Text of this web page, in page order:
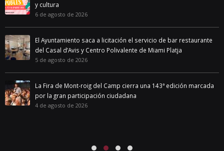
y cultura
6 de agosto de 2026
El Ayuntamiento saca a licitación el servicio de bar restaurante
del Casal d’Avis y Centro Polivalente de Miami Platja
5 de agosto de 2026
La Fira de Mont-roig del Camp cierra una 143ª edición marcada
por la gran participación ciudadana
4 de agosto de 2026